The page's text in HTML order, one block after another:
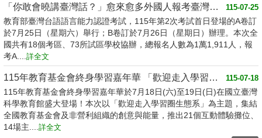
115-07-25
「你敢會曉講臺灣話？」愈來愈多外國人報考臺灣台語認證
教育部臺灣台語語言能力認證考試，115年第2次考試首日登場的A卷訂
於7月25日（星期六）舉行；B卷訂於7月26日（星期日）辦理。本次全
國共有18個考區、73所試區學校協辦，總報名人數為1萬1,911人，報
考A.... 詳全文
115-07-18
115年教育基金會終身學習嘉年華 「歡迎走入學習圈生態系」
115年教育基金會終身學習嘉年華於7月18日(六)至19日(日)在國立臺灣
科學教育館盛大登場！本次以「歡迎走入學習圈生態系」為主題，集結
全國教育基金會及非營利組織的創意與能量，推出21個互動體驗攤位、
14場主.... 詳全文